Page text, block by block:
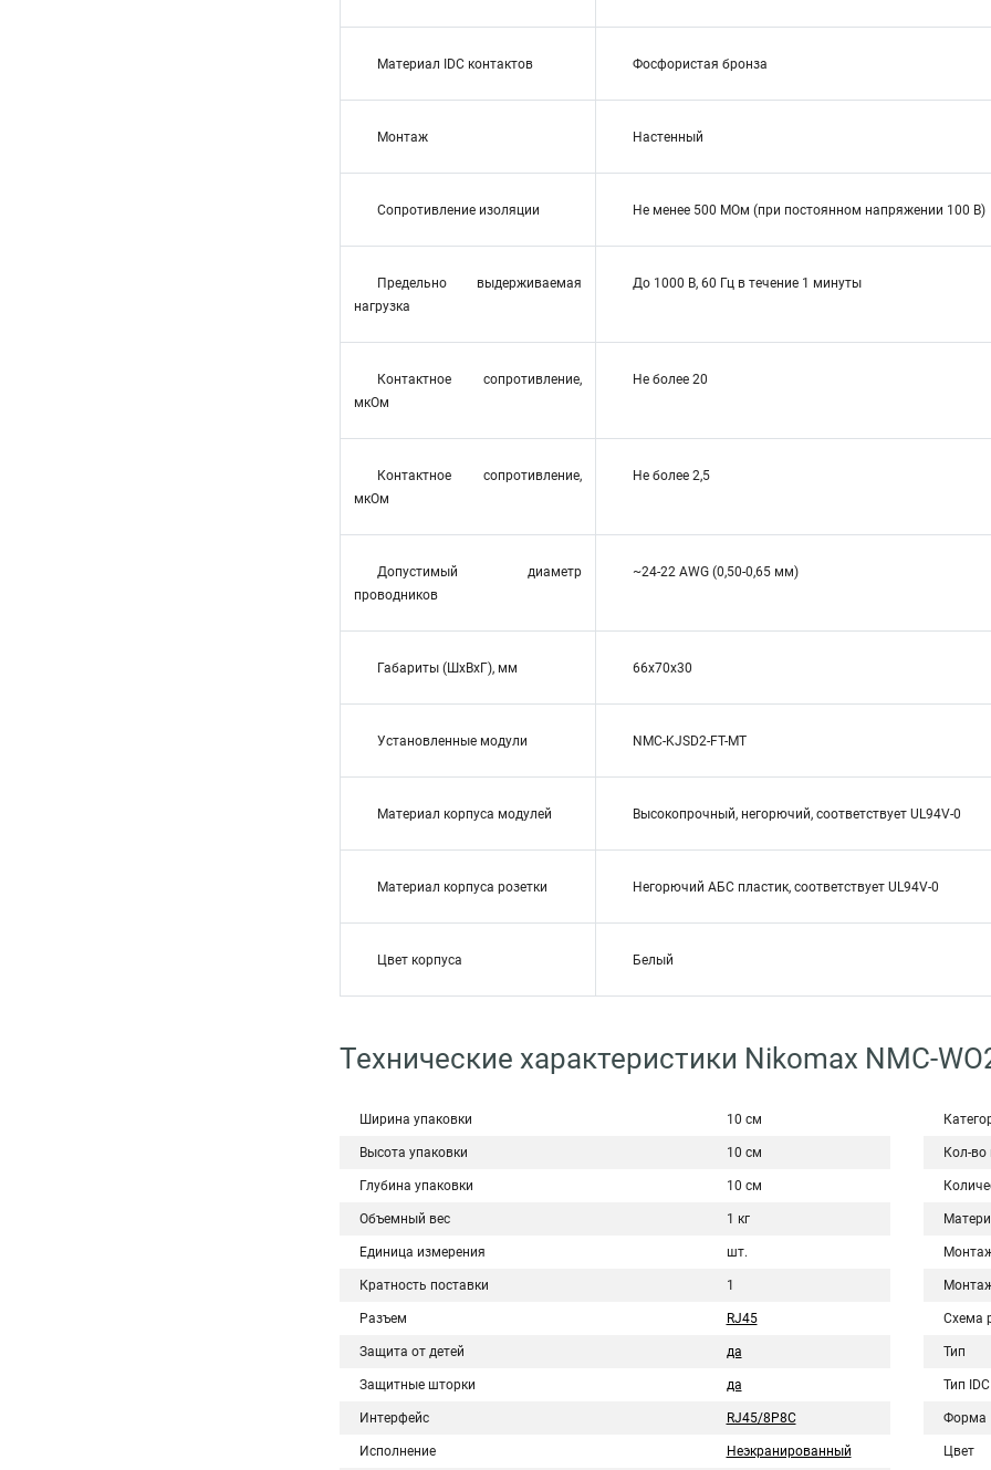
Материал IDC контактов Фосфористая бронза
Монтаж Настенный
Сопротивление изоляции Не менее 500 МОм (при постоянном напряжении 100 В)
Предельно выдерживаемая
нагрузка
До 1000 В, 60 Гц в течение 1 минуты
Контактное сопротивление,
мкОм
Не более 20
Контактное сопротивление,
мкОм
Не более 2,5
Допустимый диаметр
проводников
~24-22 AWG (0,50-0,65 мм)
Габариты (ШхВхГ), мм 66x70x30
Установленные модули NMC-KJSD2-FT-MT
Материал корпуса модулей Высокопрочный, негорючий, соответствует UL94V-0
Материал корпуса розетки Негорючий АБС пластик, соответствует UL94V-0
Цвет корпуса Белый
Технические характеристики Nikomax NMC-
Ширина упаковки 10 см
Высота упаковки 10 см
Глубина упаковки 10 см
Объемный вес 1 кг
Единица измерения шт.
Кратность поставки 1
Разъем RJ45
Защита от детей да
Защитные шторки да
Интерфейс RJ45/8P8C
Исполнение Неэкранированный
Кол-во
Схема
Тип
Тип
Форма
Цвет